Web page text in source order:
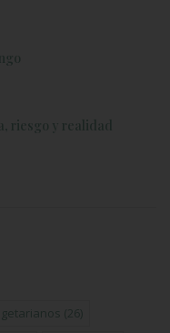
riesgo y realidad
(26)